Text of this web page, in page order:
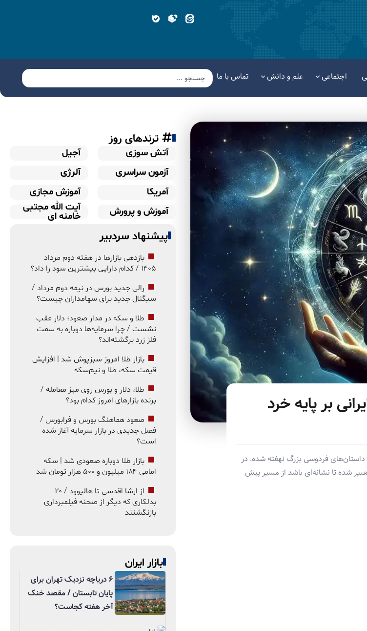
اجتماعی علم و دانش تماس با ما
ایرانی بر پایه خرد
فردوسی بزرگ نهفته شده. در
شاهنامه تعبیر شده تا نشانه‌ای باشد از مسیر پیش
ترندهای روز
آتش سوزی
آجیل
آزمون سراسری
آلرژی
آمریکا
آموزش مجازی
آموزش و پرورش
آیت الله مجتبی
خامنه ای
پیشنهاد سردبیر
بازدهی بازارها در هفته دوم مرداد
۱۴۰۵ / کدام دارایی بیشترین سود را داد؟
رالی جدید بورس در نیمه دوم مرداد /
سیگنال جدید برای سهامداران چیست؟
طلا و سکه در مدار صعود؛ دلار عقب
نشست / چرا سرمایه‌ها دوباره به سمت
فلز زرد برگشته‌اند؟
بازار طلا امروز سبزپوش شد | افزایش
قیمت سکه، طلا و نیم‌سکه
طلا، دلار و بورس روی میز معامله /
برنده بازارهای امروز کدام بود؟
صعود هماهنگ بورس و فرابورس /
فصل جدیدی در بازار سرمایه آغاز شده
است؟
بازار طلا دوباره صعودی شد | سکه
امامی ۱۸۴ میلیون و ۵۰۰ هزار تومان شد
از ارشا اقدسی تا هالیوود / ۲۰
بدلکاری که دیگر از صحنه فیلمبرداری
بازنگشتند
بازار ایران
۶ دریاچه نزدیک تهران برای
پایان تابستان / مقصد خنک
آخر هفته کجاست؟